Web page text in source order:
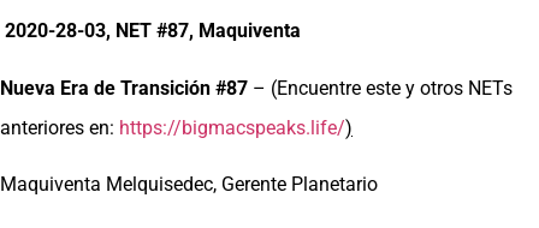
2020-28-03, NET #87, Maquiventa
Nueva Era de Transición #87 – (Encuentre este y otros NETs
anteriores en: https://bigmacspeaks.life/)
Maquiventa Melquisedec, Gerente Planetario